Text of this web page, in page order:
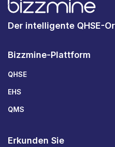
Der intelligente QHSE-
Bizzmine-Plattform
QHSE
EHS
QMS
Erkunden Sie